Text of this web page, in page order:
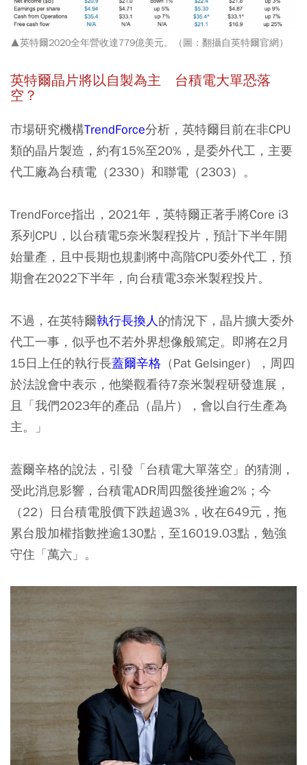
▲英特爾2020全年營收達779億美元。（圖：翻攝自英特爾官網）
英特爾晶片將以自製為主 台積電大單恐落
空？
市場研究機構TrendForce分析，英特爾目前在非CPU
類的晶片製造，約有15%至20%，是委外代工，主要
代工廠為台積電（2330）和聯電（2303）。
TrendForce指出，2021年，英特爾正著手將Core i3
系列CPU，以台積電5奈米製程投片，預計下半年開
始量產，且中長期也規劃將中高階CPU委外代工，預
期會在2022下半年，向台積電3奈米製程投片。
不過，在英特爾執行長換人的情況下，晶片擴大委外
代工一事，似乎也不若外界想像般篤定。即將在2月
15日上任的執行長蓋爾辛格 （Pat Gelsinger），周四
於法說會中表示，他樂觀看待7奈米製程研發進展，
且「我們2023年的產品（晶片），會以自行生產為
主。」
蓋爾辛格的說法，引發「台積電大單落空」的猜測，
受此消息影響，台積電ADR周四盤後挫逾2%；今
（22）日台積電股價下跌超過3%，收在649元，拖
累台股加權指數挫逾130點，至16019.03點，勉強
守住「萬六」。